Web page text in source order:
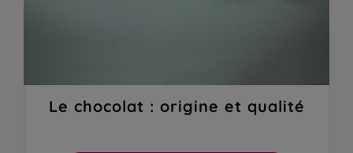
Le chocolat : origine et qualité